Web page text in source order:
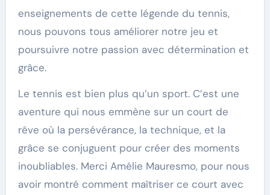
enseignements de cette légende du tennis,
nous pouvons tous améliorer notre jeu et
poursuivre notre passion avec détermination et
grâce.
Le tennis est bien plus qu’un sport. C’est une
aventure qui nous emmène sur un court de
rêve où la persévérance, la technique, et la
grâce se conjuguent pour créer des moments
inoubliables. Merci Amélie Mauresmo, pour nous
avoir montré comment maîtriser ce court avec